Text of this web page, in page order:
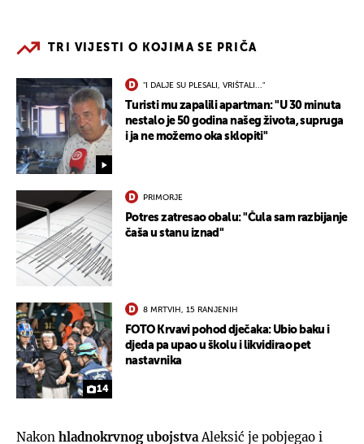
TRI VIJESTI O KOJIMA SE PRIČA
"I DALJE SU PLESALI, VRIŠTALI..."
Turisti mu zapalili apartman: "U 30 minuta
nestalo je 50 godina našeg života, supruga
i ja ne možemo oka sklopiti"
PRIMORJE
Potres zatresao obalu: "Čula sam razbijanje
čaša u stanu iznad"
14
8 MRTVIH, 15 RANJENIH
FOTO Krvavi pohod dječaka: Ubio baku i
djeda pa upao u školu i likvidirao pet
nastavnika
Nakon hladnokrvnog ubojstva Aleksić je pobjegao i